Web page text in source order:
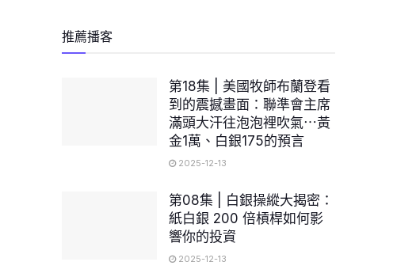
推薦播客
第18集 | 美國牧師布蘭登看
到的震撼畫面：聯準會主席
滿頭大汗往泡泡裡吹氣⋯黃
金1萬、白銀175的預言
2025-12-13
第08集 | 白銀操縱大揭密：
紙白銀 200 倍槓桿如何影
響你的投資
2025-12-13